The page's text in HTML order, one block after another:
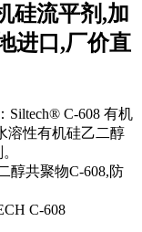
硅流平剂,加
进口,厂价直
Siltech® C-608 有机
溶性有机硅乙二醇
醇共聚物C-608,防
C-608